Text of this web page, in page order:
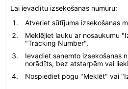
Lai ievadītu izsekošanas numuru:
Atveriet sūtījuma izsekošanas
Meklējiet lauku ar nosaukumu
"Tracking Number".
Ievadiet saņemto izsekošanas
norādīts, bez atstarpēm vai
Nospiediet pogu "Meklēt" vai